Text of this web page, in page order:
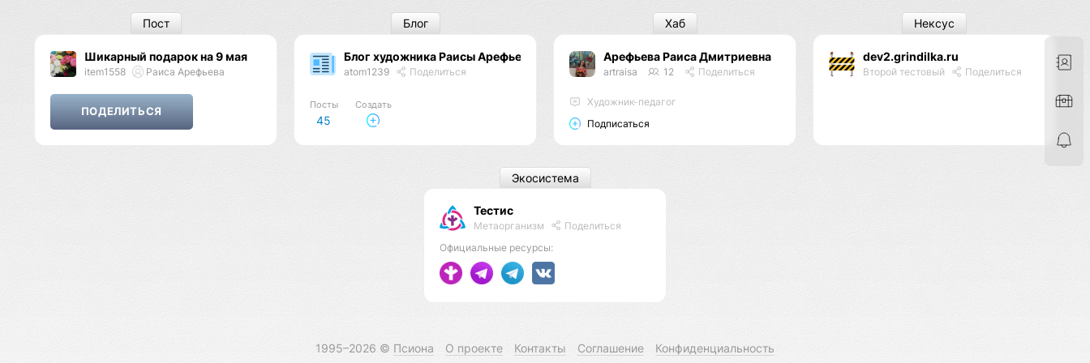
Шикарный подарок на 9 мая
item1558 Раиса Арефьева
Пост
Блог художника Раисы Арефьевой
atom1239 Поделиться
Посты
45
Создать
Блог
Арефьева Раиса Дмитриевна
artraisa 12 Поделиться
Художник-педагог
Подписаться
Хаб
dev2.grindilka.ru
Второй тестовый Поделиться
Нексус
Тестис
Метаорганизм
Поделиться
Официальные ресурсы:
Экосистема
1995–2026 © Псиона О проекте Контакты Соглашение Конфиденциальность